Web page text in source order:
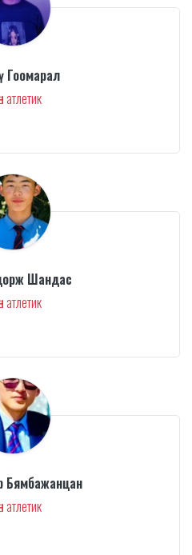
Гоомарал
атлетик
Шандас
атлетик
Бямбажанцан
атлетик